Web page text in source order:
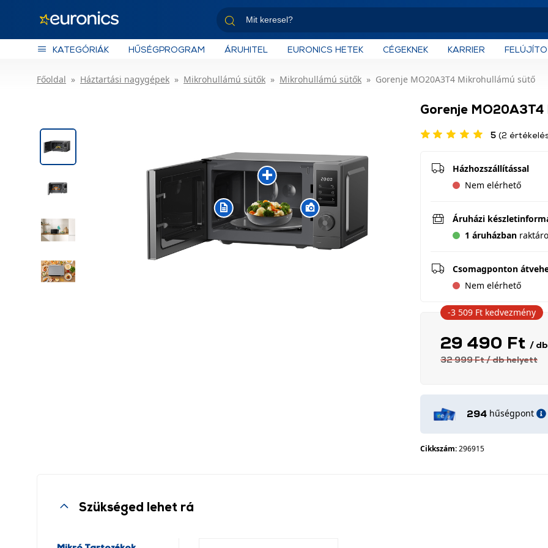
KATEGÓRIÁK HŰSÉGPROGRAM ÁRUHITEL EURONICS HETEK CÉGEKNEK KARRIER
Főoldal Háztartási nagygépek Mikrohullámú sütők Mikrohullámú sütők Gorenje MO20A3T4 Mikrohullámú sütő
Gorenje
5 (2
Házhozszállítással
Nem elérhető
Áruházi
1 áruházban
Csomagponton
Nem elérhető
29 490 Ft / db
32 999 Ft/ dbhelyett
-3 509 Ft kedvezmény
294 hűségpont
Cikkszám:296915
Szükséged lehet rá